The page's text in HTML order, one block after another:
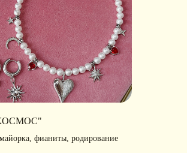
фианиты, родирование